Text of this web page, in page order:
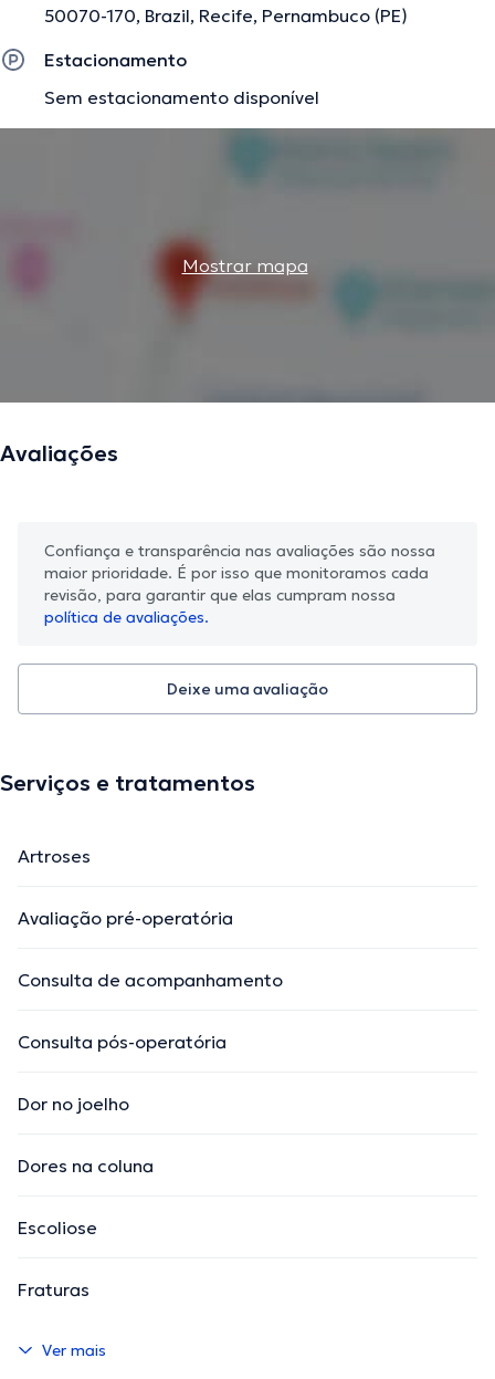
50070-170, Brazil, Recife, Pernambuco (PE)
Estacionamento
Sem estacionamento disponível
Mostrar mapa
Avaliações
Confiança e transparência nas avaliações são nossa
maior prioridade. É por isso que monitoramos cada
revisão, para garantir que elas cumpram nossa
política de avaliações.
Deixe uma avaliação
Serviços e tratamentos
Artroses
Avaliação pré-operatória
Consulta de acompanhamento
Consulta pós-operatória
Dor no joelho
Dores na coluna
Escoliose
Fraturas
Ver mais